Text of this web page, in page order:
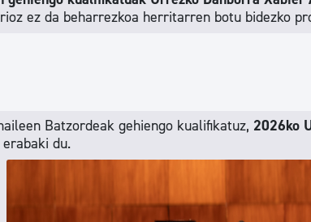
ez da beharrezkoa herritarren botu bidezko
Batzordeak gehiengo kualifikatuz, 2026ko
du.